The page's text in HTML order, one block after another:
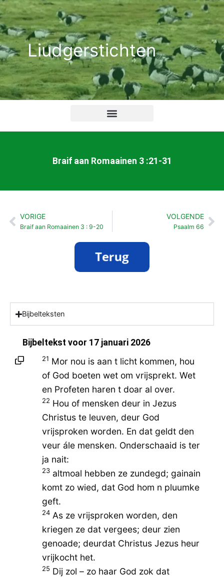
Ga
naar
de
inhoudLiudgerstichten
Braif aan Romaainen 3 :21-31
Vorige
VORIGE
Braif aan Romaainen 3 : 9-20
VOLGENDE
Psaalm 66
Bijbelteksten
Bijbeltekst voor 17 januari 2026
21 Mor nou is aan t licht kommen, hou
of God boeten wet om vrijsprekt. Wet
en Profeten haren t doar al over.
22 Hou of mensken deur in Jezus
Christus te leuven, deur God
vrijsproken worden. En dat geldt den
veur ále mensken. Onderschaaid is ter
ja nait:
23altmoal hebben ze zundegd; gainain
komt zo wied, dat God hom n pluumke
geft.
24As ze vrijsproken worden, den
kriegen ze dat vergees; deur zien
genoade; deurdat Christus Jezus heur
vrijkocht het.
25 Dij zol – zo haar God zok dat